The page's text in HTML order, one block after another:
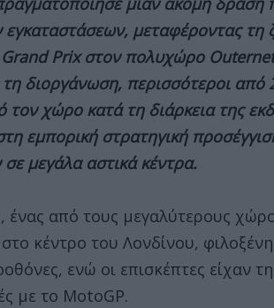
εγκαταστάσεων, μεταφέροντας
Prix στον πολυχώρο
διοργάνωση, περισσότεροι από
τον χώρο κατά τη διάρκεια της
εμπορική στρατηγική
μεγάλα αστικά κέντρα.
από τους μεγαλύτερους
κέντρο του Λονδίνου,
ενώ οι επισκέπτες είχαν
με το MotoGP.